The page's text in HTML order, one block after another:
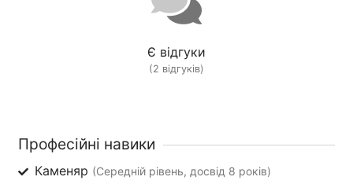
Є відгуки
(2 відгуків)
Професійні навики
Каменяр (Середній рівень, досвід 8 років)